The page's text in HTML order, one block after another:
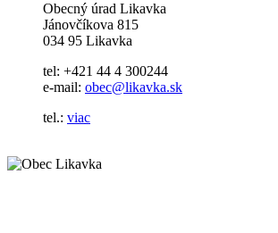
Obecný úrad Likavka
Jánovčíkova 815
034 95 Likavka
tel: +421 44 4 300244
e-mail: obec@likavka.sk
tel.: viac